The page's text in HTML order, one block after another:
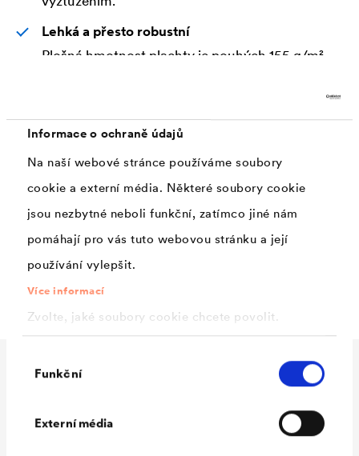
Informace o ochraně údajů
Na naší webové stránce používáme soubory
cookie a externí média. Některé soubory cookie
jsou nezbytné neboli funkční, zatímco jiné nám
pomáhají pro vás tuto webovou stránku a její
používání vylepšit.
Více informací
Zvolte, jaké soubory cookie chcete povolit.
souhlasu
Funkční
Externí média
Lehká a přesto robustní
Plošná hmotnost plachty je pouhých 155 g/m²,
Použití
Technické údaje